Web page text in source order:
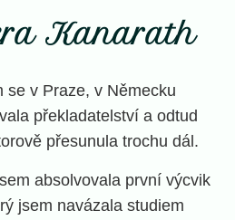
Kanarath
se v Praze, v Německu
překladatelství a odtud
přesunula trochu dál.
absolvovala první výcvik
jsem navázala studiem